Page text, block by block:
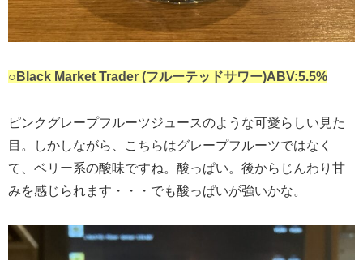
○Black Market Trader (フルーテッドサワー)ABV:5.5%
ピンクグレープフルーツジュースのような可愛らしい見た
目。しかしながら、こちらはグレープフルーツではなく
て、ベリー系の酸味ですね。酸っぱい。後からじんわり甘
みを感じられます・・・でも酸っぱいが強いかな。